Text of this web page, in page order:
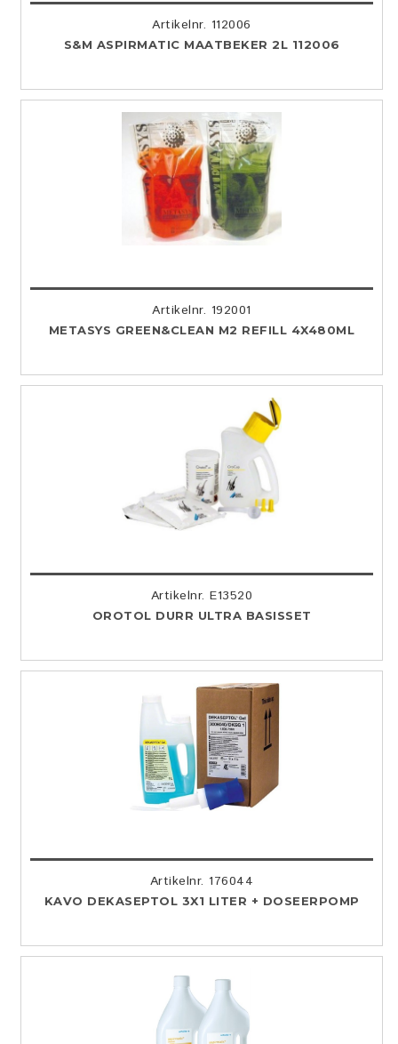
Artikelnr. 112006
S&M ASPIRMATIC MAATBEKER 2L 112006
Artikelnr. 192001
METASYS GREEN&CLEAN M2 REFILL 4X480ML
Artikelnr. E13520
OROTOL DURR ULTRA BASISSET
Artikelnr. 176044
KAVO DEKASEPTOL 3X1 LITER + DOSEERPOMP